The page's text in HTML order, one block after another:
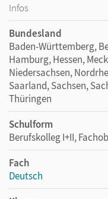
Infos
Bundesland
Baden-Württemberg,
Hamburg, Hessen,
Niedersachsen,
Saarland, Sachsen,
Thüringen
Schulform
Berufskolleg I+II,
Fach
Deutsch